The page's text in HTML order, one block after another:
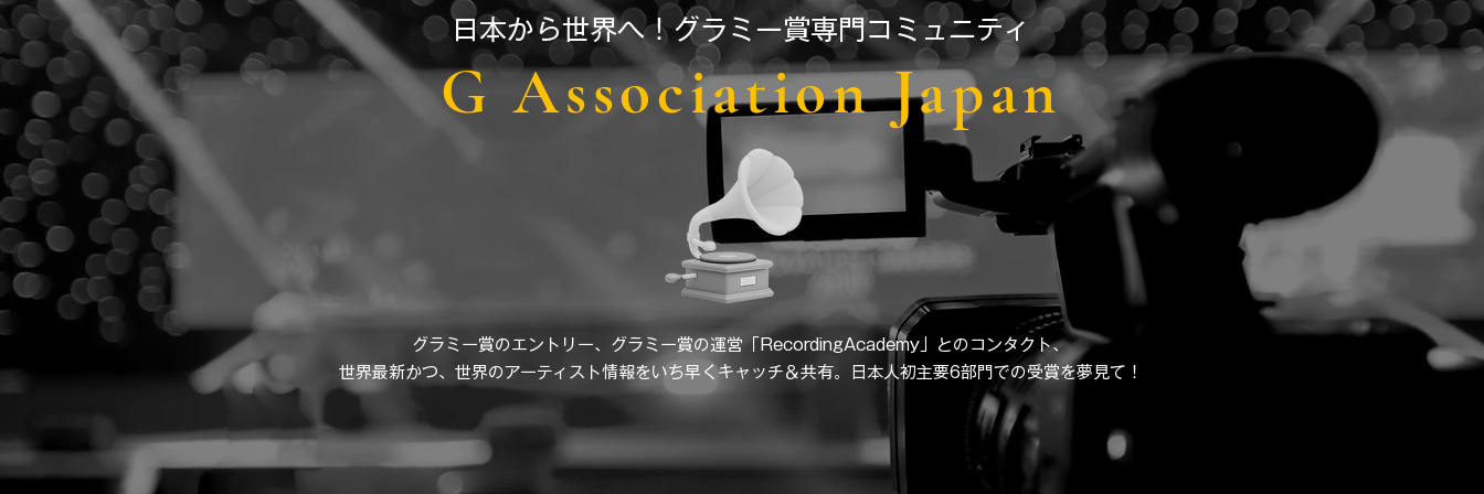
​日本から世界へ！グラミー賞専門コミュニティ
G Association Japan
グラミー賞のエントリー、グラミー賞の運営「RecordingAcademy」とのコンタクト、
​世界最新かつ、世界のアーティスト情報をいち早くキャッチ＆共有。日本人初主要6部門での受賞を夢見て！